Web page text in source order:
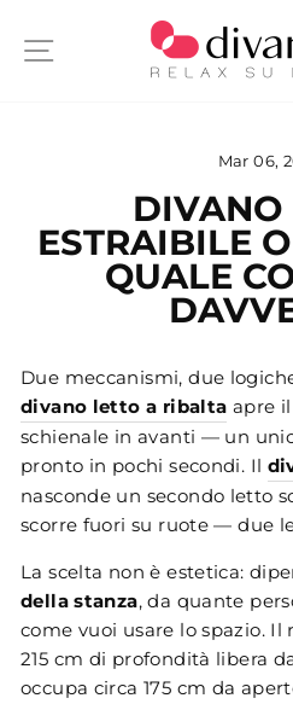
SITE NAVIGATION
Mar 06,
DIVANO
ESTRAIBILE
QUALE
Due meccanismi, due
divano letto a ribalta apre
schienale in avanti — un
pronto in pochi secondi. Il
nasconde un secondo letto
scorre fuori su ruote — due
La scelta non è estetica:
della stanza, da quante
come vuoi usare lo spazio.
215 cm di profondità libera
occupa circa 175 cm da